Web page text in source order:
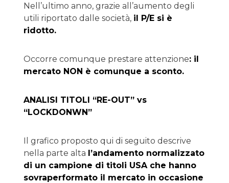
Nell’ultimo anno, grazie all’aumento degli
utili riportato dalle società, il P/E si è
ridotto.
Occorre comunque prestare attenzione: il
mercato NON è comunque a sconto.
ANALISI TITOLI “RE-OUT” vs
“LOCKDONWN”
Il grafico proposto qui di seguito descrive
nella parte alta l’andamento normalizzato
di un campione di titoli USA che hanno
sovraperformato il mercato in occasione